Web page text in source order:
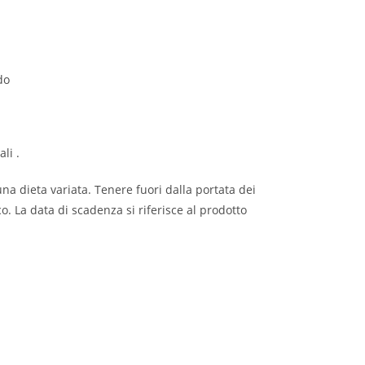
.
dieta variata. Tenere fuori dalla portata dei
La data di scadenza si riferisce al prodotto